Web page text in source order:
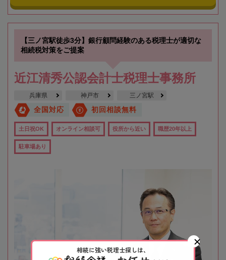
【三ノ宮駅徒歩3分】銀行顧問経験のある税理士が適切な
相続税対策をご提案
近江清秀公認会計士税理士事務所
兵庫県 神戸市 三ノ宮駅
全国対応 初回相談無料
土日祝OK オンライン相談可 役所から近い 職歴20年以上
駐車場あり
相続に強い税理士探しは、